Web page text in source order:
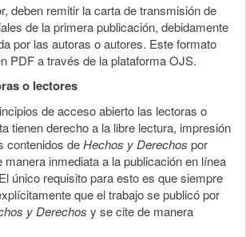
deben remitir la carta de transmisión de
de la primera publicación, debidamente
por las autoras o autores. Este formato
PDF a través de la plataforma OJS.
o lectores
de acceso abierto las lectoras o
tienen derecho a la libre lectura, impresión
contenidos deHechos y Derechos por
manera inmediata a la publicación en línea
único requisito para esto es que siempre
que el trabajo se publicó por
y Derechos y se cite de manera